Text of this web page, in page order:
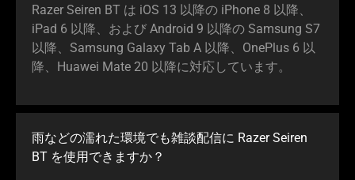
Razer Seiren BT は iOS 13 以降の iPhone 8 以降、
iPad 6 以降、および Android 9 以降の Samsung S7
以降、Samsung Galaxy Tab A 以降、OnePlus 6 以
降、Huawei Mate 20 以降に対応しています。
雨などの濡れた環境でも雑談配信に Razer Seiren
BT を使用できますか？